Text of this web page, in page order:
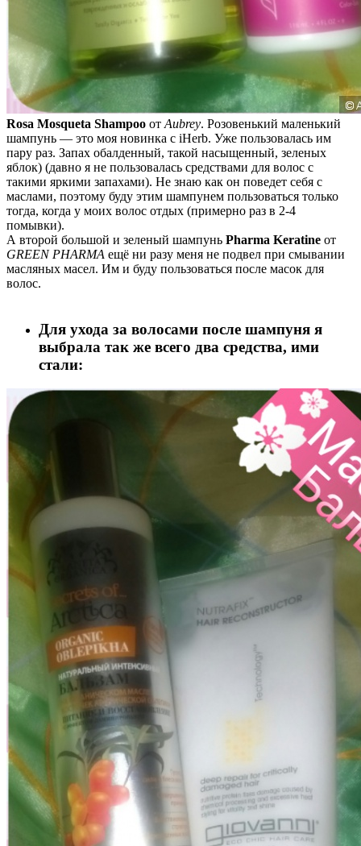
Rosa Mosqueta Shampoo от Aubrey. Розовенький маленький
шампунь — это моя новинка с iHerb. Уже пользовалась им
пару раз. Запах обалденный, такой насыщенный, зеленых
яблок) (давно я не пользовалась средствами для волос с
такими яркими запахами). Не знаю как он поведет себя с
маслами, поэтому буду этим шампунем пользоваться только
тогда, когда у моих волос отдых (примерно раз в 2-4
помывки).
А второй большой и зеленый шампунь Pharma Keratine от
GREEN PHARMA ещё ни разу меня не подвел при смывании
масляных масел. Им и буду пользоваться после масок для
волос.
Для ухода за волосами после шампуня я
выбрала так же всего два средства, ими
стали: